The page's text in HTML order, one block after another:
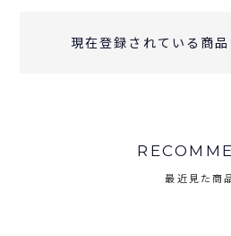
現在登録されている商品
最近見た商